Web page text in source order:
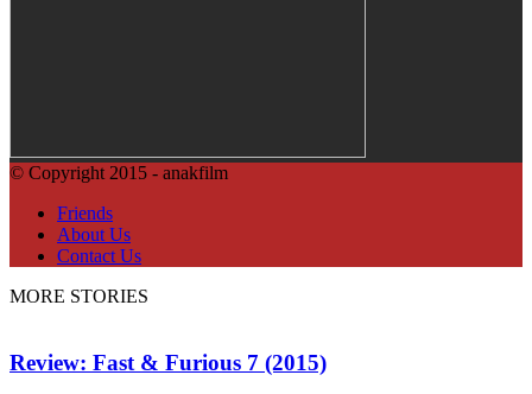
© Copyright 2015 - anakfilm
Friends
About Us
Contact Us
MORE STORIES
Review: Fast & Furious 7 (2015)